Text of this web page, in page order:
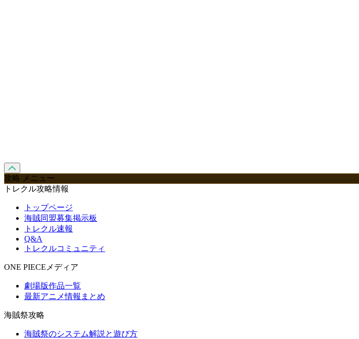
攻略 メニュー
トレクル攻略情報
トップページ
海賊同盟募集掲示板
トレクル速報
Q&A
トレクルコミュニティ
ONE PIECEメディア
劇場版作品一覧
最新アニメ情報まとめ
海賊祭攻略
海賊祭のシステム解説と遊び方